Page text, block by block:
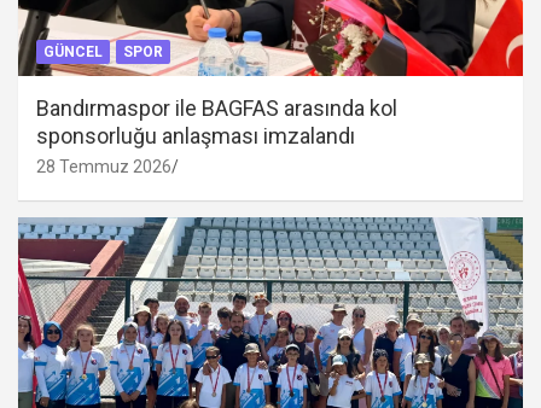
GÜNCEL SPOR
Bandırmaspor ile BAGFAS arasında kol
sponsorluğu anlaşması imzalandı
28 Temmuz 2026